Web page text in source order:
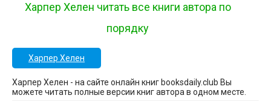
Харпер Хелен читать все книги автора по
порядку
Харпер Хелен
Харпер Хелен - на сайте онлайн книг booksdaily.club Вы
можете читать полные версии книг автора в одном месте.